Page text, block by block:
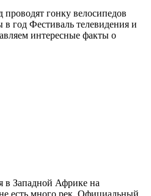
гонку велосипедов
год Фестиваль телевидения и
интересные факты о
в Западной Африке на
есть много рек. Официальный